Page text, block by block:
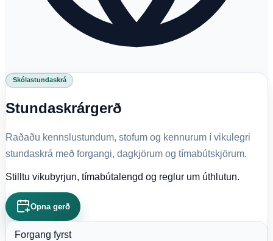
Skólastundaskrá
Stundaskrárgerð
Raðaðu kennslustundum, stofum og kennurum í vikulegri
stundaskrá með forgangi, dagkjörum og tímabútskjörum.
Stilltu vikubyrjun, tímabútalengd og reglur um úthlutun.
Opna gerð
Forgang fyrst